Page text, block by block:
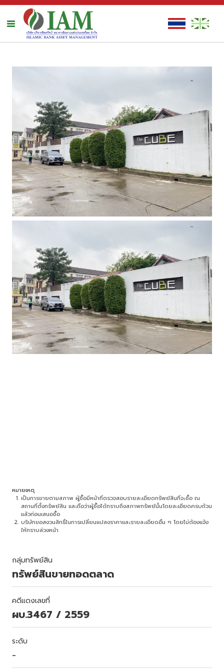
หมายเหตุ
เป็นการขายตามสภาพ ผู้ซื้อมีหน้าที่ตรวจสอบรายละเอียดทรัพย์สินที่จะซื้อ ณ
สถานที่ตั้งทรัพย์สิน และถือว่าผู้ซื้อได้ทราบถึงสภาพทรัพย์นั้นโดยละเอียดครบถ้วน
แล้วก่อนเสนอซื้อ
บริษัทขอสงวนสิทธิ์ในการเปลี่ยนแปลงราคาและรายละเอียดอื่น ๆ โดยไม่ต้องแจ้ง
ให้ทราบล่วงหน้า
กลุ่มทรัพย์สิน
ทรัพย์สินขายทอดตลาด
คดีแดงเลขที่
ผบ.3467 / 2559
ระดับ
-